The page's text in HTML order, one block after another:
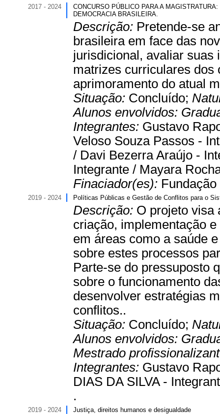
2017 - 2024
CONCURSO PÚBLICO PARA A
DEMOCRACIA BRASILEIRA.
Descrição: Pretende-se
brasileira em face das
jurisdicional, avaliar suas
matrizes curriculares dos
aprimoramento do atual
Situação: Concluído;
Alunos envolvidos:
Integrantes: Gustavo
Veloso Souza Passos -
/ Davi Bezerra Araújo -
Integrante / Mayara
Finaciador(es):
2019 - 2024 Políticas Públicas e Gestão de Conflitos para o
Descrição: O projeto visa
criação, implementação
em áreas como a saúde
sobre estes processos
Parte-se do pressuposto
sobre o funcionamento
desenvolver estratégias
conflitos..
Situação: Concluído;
Alunos envolvidos:
Mestrado
Integrantes: Gustavo
DIAS DA SILVA -
.
2019 - 2024 Justiça, direitos humanos e desigualdade